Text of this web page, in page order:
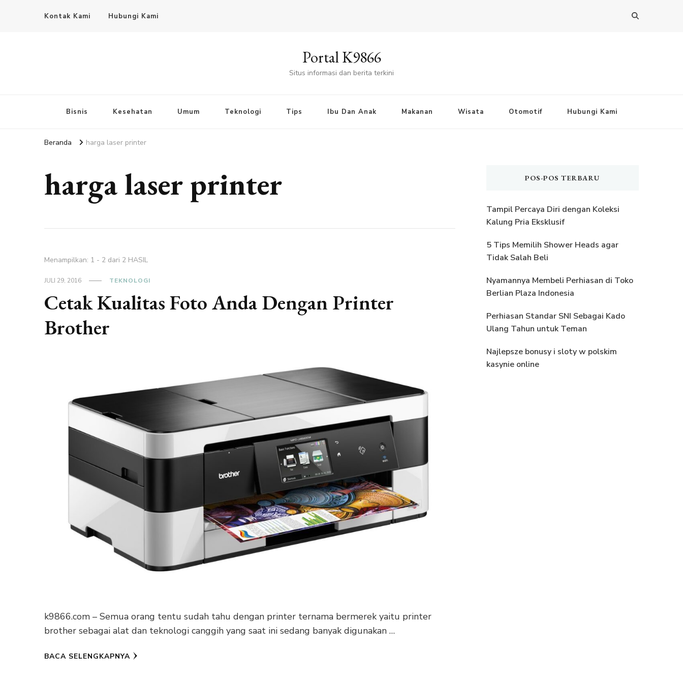
Kontak Kami Hubungi Kami
Portal K9866
Situs informasi dan berita terkini
Bisnis Kesehatan Umum Teknologi Tips Ibu Dan Anak Makanan Wisata Otomotif Hubungi Kami
Beranda harga laser printer
harga laser printer
Menampilkan: 1 - 2 dari 2 HASIL
JULI 29, 2016 TEKNOLOGI
Cetak Kualitas Foto Anda Dengan Printer
Brother
k9866.com – Semua orang tentu sudah tahu dengan printer ternama bermerek yaitu printer
brother sebagai alat dan teknologi canggih yang saat ini sedang banyak digunakan …
BACA SELENGKAPNYA
POS-POS TERBARU
Tampil Percaya Diri dengan Koleksi
Kalung Pria Eksklusif
5 Tips Memilih Shower Heads agar
Tidak Salah Beli
Nyamannya Membeli Perhiasan di Toko
Berlian Plaza Indonesia
Perhiasan Standar SNI Sebagai Kado
Ulang Tahun untuk Teman
Najlepsze bonusy i sloty w polskim
kasynie online